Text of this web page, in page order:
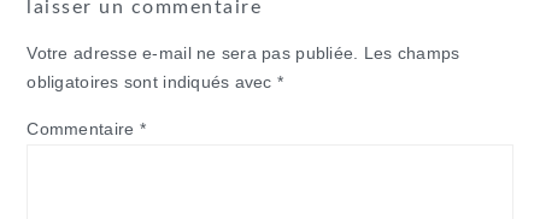
laisser un commentaire
Votre adresse e-mail ne sera pas publiée. Les champs
obligatoires sont indiqués avec*
Commentaire *